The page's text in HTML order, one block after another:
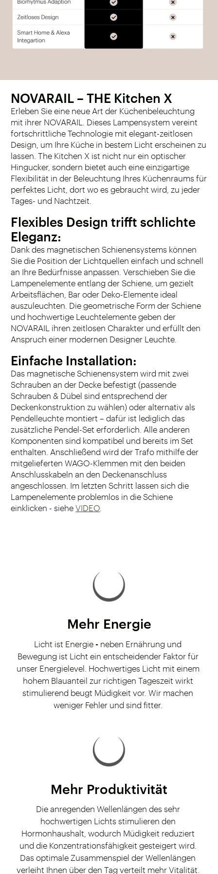
NOVARAIL – THE Kitchen X
Erleben Sie eine neue Art der Küchenbeleuchtung
mit ihrer NOVARAIL. Dieses Lampensystem vereint
fortschrittliche Technologie mit elegant-zeitlosen
Design, um Ihre Küche in bestem Licht erscheinen zu
lassen. The Kitchen X ist nicht nur ein optischer
Hingucker, sondern bietet auch eine einzigartige
Flexibilität in der Beleuchtung Ihres Küchenraums für
perfektes Licht, dort wo es gebraucht wird, zu jeder
Tages- und Nachtzeit.
Flexibles Design trifft schlichte
Eleganz:
Dank des magnetischen Schienensystems können
Sie die Position der Lichtquellen einfach und schnell
an Ihre Bedürfnisse anpassen. Verschieben Sie die
Lampenelemente entlang der Schiene, um gezielt
Arbeitsflächen, Bar oder Deko-Elemente ideal
auszuleuchten. Die geometrische Form der Schiene
und hochwertige Leuchtelemente geben der
NOVARAIL ihren zeitlosen Charakter und erfüllt den
Anspruch einer modernen Designer Leuchte.
Einfache Installation:
Das magnetische Schienensystem wird mit zwei
Schrauben an der Decke befestigt (passende
Schrauben & Dübel sind entsprechend der
Deckenkonstruktion zu wählen) oder alternativ als
Pendelleuchte montiert – dafür ist lediglich das
zusätzliche Pendel-Set erforderlich. Alle anderen
Komponenten sind kompatibel und bereits im Set
enthalten. Anschließend wird der Trafo mithilfe der
mitgelieferten WAGO-Klemmen mit den beiden
Anschlusskabeln an den Deckenanschluss
angeschlossen. Im letzten Schritt lassen sich die
Lampenelemente problemlos in die Schiene
einklicken - sieheVIDEO
Mehr Energie
Licht ist Energie - neben Ernährung und
Bewegung ist Licht ein entscheidender Faktor für
unser Energielevel. Hochwertiges Licht mit einem
hohem Blauanteil zur richtigen Tageszeit wirkt
stimulierend beugt Müdigkeit vor. Wir machen
weniger Fehler und sind fitter.
Mehr Produktivität
Die anregenden Wellenlängen des sehr
hochwertigen Lichts stimulieren den
Hormonhaushalt, wodurch Müdigkeit reduziert
und die Konzentrationsfähigkeit gesteigert wird.
Das optimale Zusammenspiel der Wellenlängen
verleiht Ihnen über den Tag verteilt mehr Vitalität.